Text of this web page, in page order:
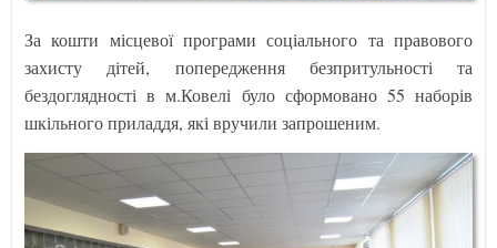
За кошти місцевої програми соціального та правового
захисту дітей, попередження безпритульності та
бездоглядності в м.Ковелі було сформовано 55 наборів
шкільного приладдя, які вручили запрошеним.